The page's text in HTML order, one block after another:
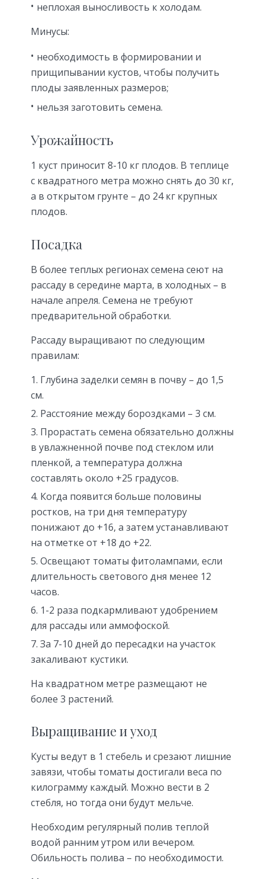
неплохая выносливость к холодам.
Минусы:
необходимость в формировании и
прищипывании кустов, чтобы получить
плоды заявленных размеров;
нельзя заготовить семена.
Урожайность
1 куст приносит 8-10 кг плодов. В теплице
с квадратного метра можно снять до 30 кг,
а в открытом грунте – до 24 кг крупных
плодов.
Посадка
В более теплых регионах семена сеют на
рассаду в середине марта, в холодных – в
начале апреля. Семена не требуют
предварительной обработки.
Рассаду выращивают по следующим
правилам:
Глубина заделки семян в почву – до 1,5
см.
Расстояние между бороздками – 3 см.
Прорастать семена обязательно должны
в увлажненной почве под стеклом или
пленкой, а температура должна
составлять около +25 градусов.
Когда появится больше половины
ростков, на три дня температуру
понижают до +16, а затем устанавливают
на отметке от +18 до +22.
Освещают томаты фитолампами, если
длительность светового дня менее 12
часов.
1-2 раза подкармливают удобрением
для рассады или аммофоской.
За 7-10 дней до пересадки на участок
закаливают кустики.
На квадратном метре размещают не
более 3 растений.
Выращивание и уход
Кусты ведут в 1 стебель и срезают лишние
завязи, чтобы томаты достигали веса по
килограмму каждый. Можно вести в 2
стебля, но тогда они будут мельче.
Необходим регулярный полив теплой
водой ранним утром или вечером.
Обильность полива – по необходимости.